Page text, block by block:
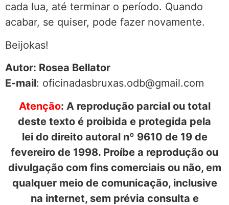
cada lua, até terminar o período. Quando
acabar, se quiser, pode fazer novamente.
Beijokas!
Autor: Rosea Bellator
E-mail: oficinadasbruxas.odb@gmail.com
Atenção: A reprodução parcial ou total
deste texto é proibida e protegida pela
lei do direito autoral nº 9610 de 19 de
fevereiro de 1998. Proíbe a reprodução ou
divulgação com fins comerciais ou não, em
qualquer meio de comunicação, inclusive
na internet, sem prévia consulta e